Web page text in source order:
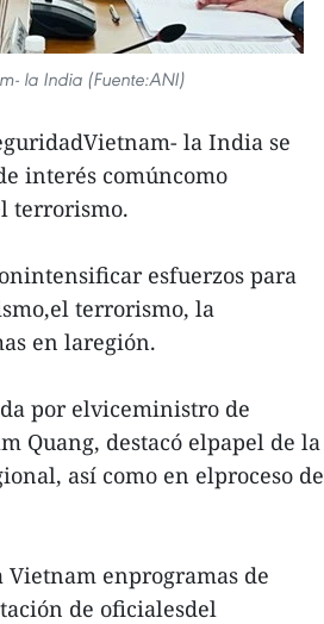
la India (Fuente:ANI)
la India se
interés comúncomo
terrorismo.
esfuerzos para
terrorismo, la
en laregión.
por elviceministro de
Quang, destacó elpapel de la
así como en elproceso de
enprogramas de
de oficialesdel